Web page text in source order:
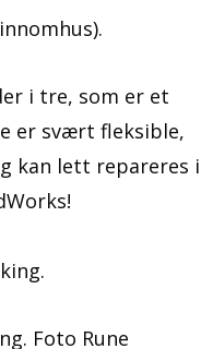
i tre, som er et
er svært fleksible,
kan lett repareres i
Foto Rune